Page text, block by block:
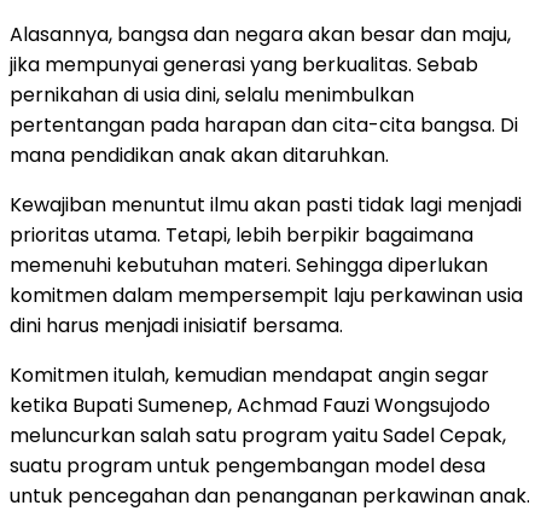
Alasannya, bangsa dan negara akan besar dan maju,
jika mempunyai generasi yang berkualitas. Sebab
pernikahan di usia dini, selalu menimbulkan
pertentangan pada harapan dan cita-cita bangsa. Di
mana pendidikan anak akan ditaruhkan.
Kewajiban menuntut ilmu akan pasti tidak lagi menjadi
prioritas utama. Tetapi, lebih berpikir bagaimana
memenuhi kebutuhan materi. Sehingga diperlukan
komitmen dalam mempersempit laju perkawinan usia
dini harus menjadi inisiatif bersama.
Komitmen itulah, kemudian mendapat angin segar
ketika Bupati Sumenep, Achmad Fauzi Wongsujodo
meluncurkan salah satu program yaitu Sadel Cepak,
suatu program untuk pengembangan model desa
untuk pencegahan dan penanganan perkawinan anak.